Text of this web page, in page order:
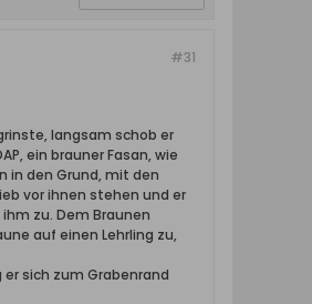
#31
langsam schob er
ein brauner Fasan, wie
in den Grund, mit den
vor ihnen stehen und er
zu. Dem Braunen
auf einen Lehrling zu,
er sich zum Grabenrand